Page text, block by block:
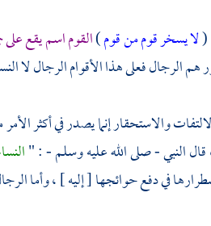
(لا يسخر قوم من قوم)القوم اسم يقع
هم الرجال فعلى هذا الأقوام الرجال لا
والاستحقار إنما يصدر في أكثر
قال النبي - صلى الله عليه وسلم - : "
في دفع حوائجها [ إليه ] ، وأما